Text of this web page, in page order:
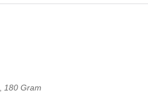
180 Gram